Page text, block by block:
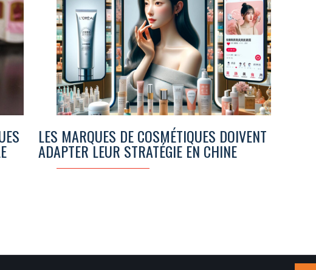
LES MARQUES DE COSMÉTIQUES DOIVENT
ADAPTER LEUR STRATÉGIE EN CHINE